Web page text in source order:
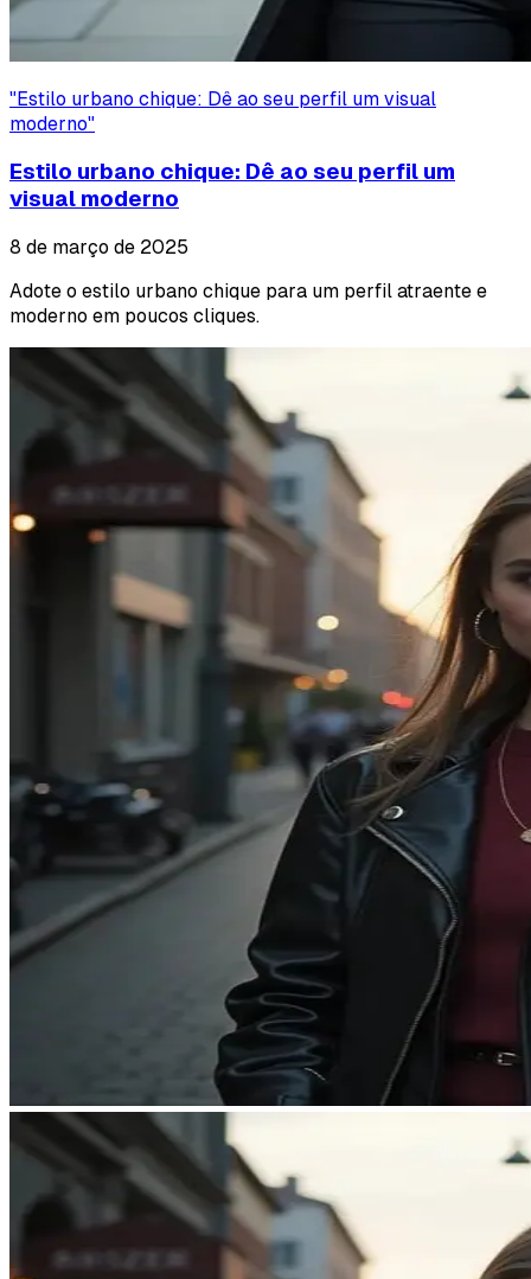
"Estilo urbano chique: Dê ao seu perfil um visual
moderno"
Estilo urbano chique: Dê ao seu perfil um
visual moderno
8 de março de 2025
Adote o estilo urbano chique para um perfil atraente e
moderno em poucos cliques.